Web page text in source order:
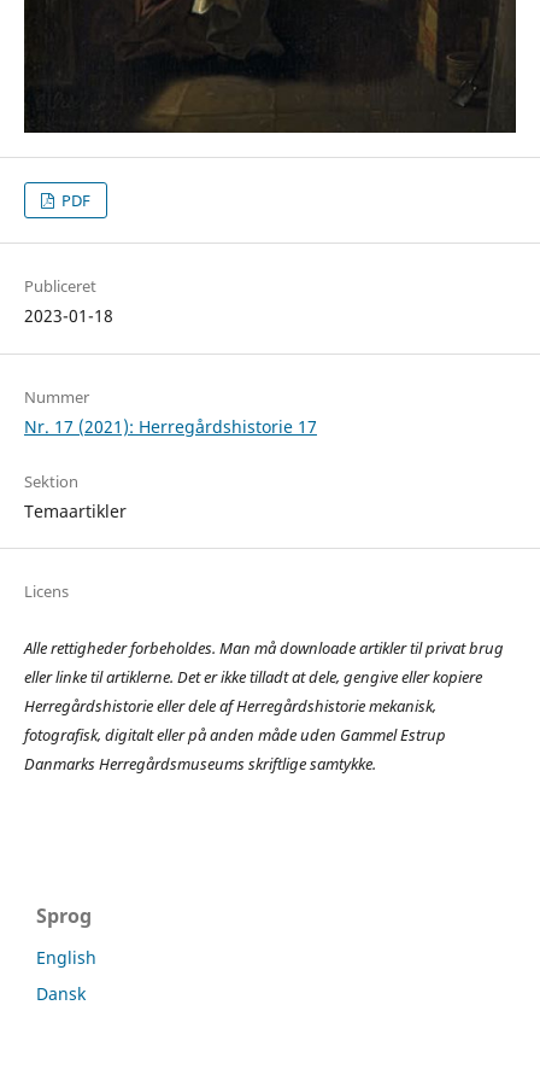
PDF
Publiceret
2023-01-18
Nummer
Nr. 17 (2021): Herregårdshistorie 17
Sektion
Temaartikler
Licens
Alle rettigheder forbeholdes. Man må downloade artikler til privat brug
eller linke til artiklerne. Det er ikke tilladt at dele, gengive eller kopiere
Herregårdshistorie eller dele af Herregårdshistorie mekanisk,
fotografisk, digitalt eller på anden måde uden Gammel Estrup
Danmarks Herregårdsmuseums skriftlige samtykke.
Sprog
English
Dansk